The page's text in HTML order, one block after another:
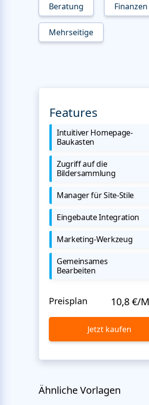
Beratung Finanzen
Mehrseitige
Features
Intuitiver Homepage-
Baukasten
Zugriff auf die
Bildersammlung
Manager für Site-Stile
Eingebaute Integration
Marketing-Werkzeug
Gemeinsames
Bearbeiten
Preisplan 10,8 €/
Jetzt kaufen
Ähnliche Vorlagen